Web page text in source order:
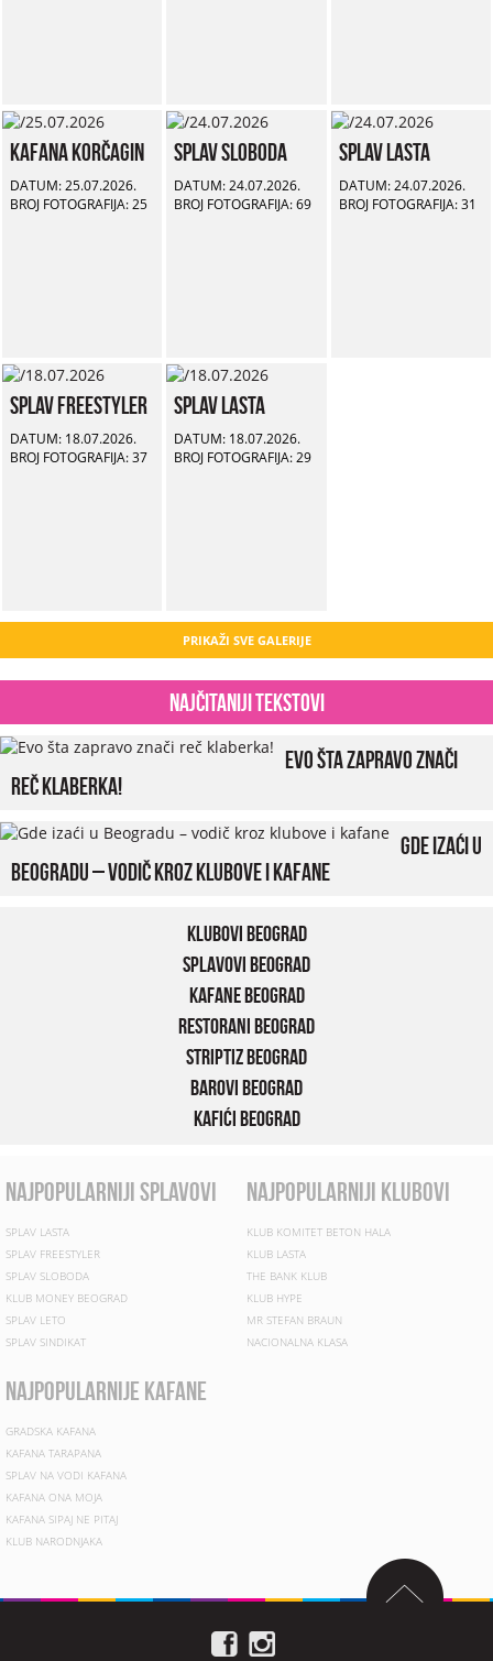
Kafana Korčagin
DATUM: 25.07.2026.
BROJ FOTOGRAFIJA: 25
Splav Sloboda
DATUM: 24.07.2026.
BROJ FOTOGRAFIJA: 69
Splav Lasta
DATUM: 24.07.2026.
BROJ FOTOGRAFIJA: 31
Splav Freestyler
DATUM: 18.07.2026.
BROJ FOTOGRAFIJA: 37
Splav Lasta
DATUM: 18.07.2026.
BROJ FOTOGRAFIJA: 29
PRIKAŽI SVE GALERIJE
Najčitaniji tekstovi
Evo šta zapravo znači
reč klaberka!
Gde izaći u
Beogradu – vodič kroz klubove i kafane
Klubovi Beograd
Splavovi Beograd
Kafane Beograd
Restorani Beograd
Striptiz Beograd
Barovi Beograd
Kafići Beograd
najpopularniji splavovi
SPLAV LASTA
SPLAV FREESTYLER
SPLAV SLOBODA
KLUB MONEY BEOGRAD
SPLAV LETO
SPLAV SINDIKAT
najpopularniji klubovi
KLUB KOMITET BETON HALA
KLUB LASTA
THE BANK KLUB
KLUB HYPE
MR STEFAN BRAUN
NACIONALNA KLASA
najpopularnije kafane
GRADSKA KAFANA
KAFANA TARAPANA
SPLAV NA VODI KAFANA
KAFANA ONA MOJA
KAFANA SIPAJ NE PITAJ
KLUB NARODNJAKA